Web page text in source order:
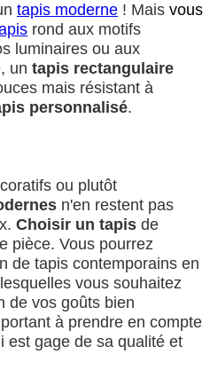
tapis moderne ! Mais vous
rond aux motifs
luminaires ou aux
un tapis rectangulaire
mais résistant à
personnalisé.
ou plutôt
n'en restent pas
Choisir un tapis de
pièce. Vous pourrez
de tapis contemporains en
vous souhaitez
de vos goûts bien
à prendre en compte
est gage de sa qualité et